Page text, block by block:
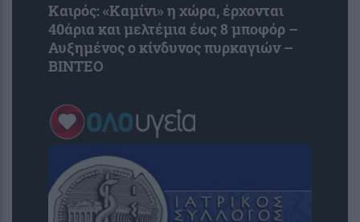
Καιρός: «Καμίνι» η χώρα, έρχονται
40άρια και μελτέμια έως 8 μποφόρ –
Αυξημένος ο κίνδυνος πυρκαγιών –
ΒΙΝΤΕΟ